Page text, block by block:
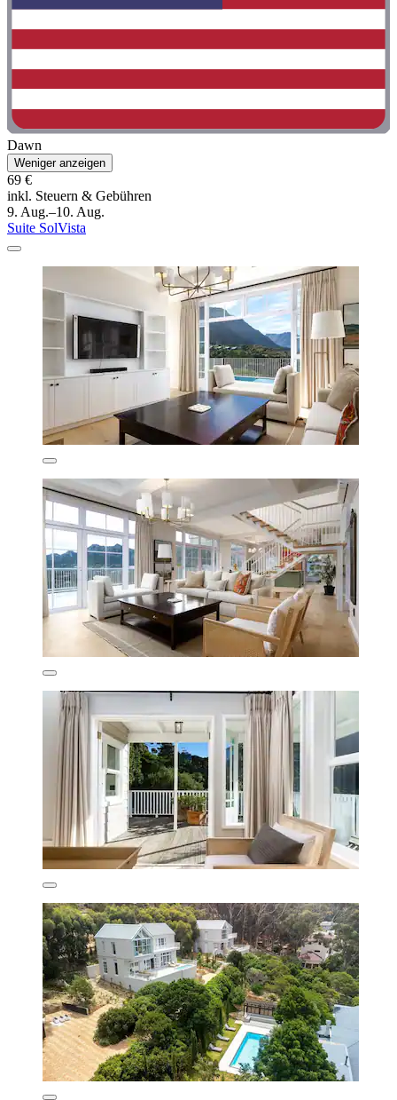
Dawn
Weniger anzeigen
69 €
inkl. Steuern & Gebühren
9. Aug.–10. Aug.
Suite SolVista